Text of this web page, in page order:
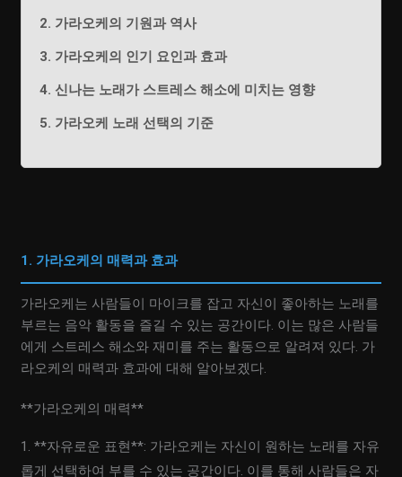
2. 가라오케의 기원과 역사
3. 가라오케의 인기 요인과 효과
4. 신나는 노래가 스트레스 해소에 미치는 영향
5. 가라오케 노래 선택의 기준
1. 가라오케의 매력과 효과
가라오케는 사람들이 마이크를 잡고 자신이 좋아하는 노래를
부르는 음악 활동을 즐길 수 있는 공간이다. 이는 많은 사람들
에게 스트레스 해소와 재미를 주는 활동으로 알려져 있다. 가
라오케의 매력과 효과에 대해 알아보겠다.
**가라오케의 매력**
1. **자유로운 표현**: 가라오케는 자신이 원하는 노래를 자유
롭게 선택하여 부를 수 있는 공간이다. 이를 통해 사람들은 자